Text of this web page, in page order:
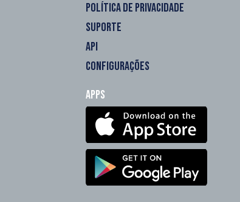
POLÍTICA DE PRIVACIDADE
SUPORTE
API
CONFIGURAÇÕES
Apps